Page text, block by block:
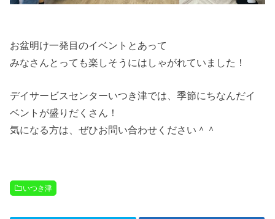
お盆明け一発目のイベントとあって
みなさんとっても楽しそうにはしゃがれていました！
デイサービスセンターいつき津では、季節にちなんだイ
ベントが盛りだくさん！
気になる方は、ぜひお問い合わせください＾＾
いつき津